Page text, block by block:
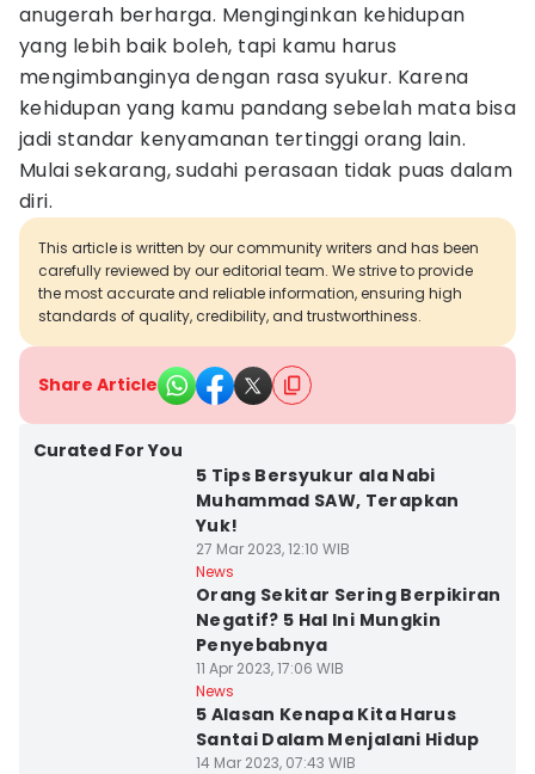
anugerah berharga. Menginginkan kehidupan
yang lebih baik boleh, tapi kamu harus
mengimbanginya dengan rasa syukur. Karena
kehidupan yang kamu pandang sebelah mata bisa
jadi standar kenyamanan tertinggi orang lain.
Mulai sekarang, sudahi perasaan tidak puas dalam
diri.
This article is written by our community writers and has been
carefully reviewed by our editorial team. We strive to provide
the most accurate and reliable information, ensuring high
standards of quality, credibility, and trustworthiness.
Share Article
Curated For You
5 Tips Bersyukur ala Nabi
Muhammad SAW, Terapkan
Yuk!
27 Mar 2023, 12:10 WIB
News
Orang Sekitar Sering Berpikiran
Negatif? 5 Hal Ini Mungkin
Penyebabnya
11 Apr 2023, 17:06 WIB
News
5 Alasan Kenapa Kita Harus
Santai Dalam Menjalani Hidup
14 Mar 2023, 07:43 WIB